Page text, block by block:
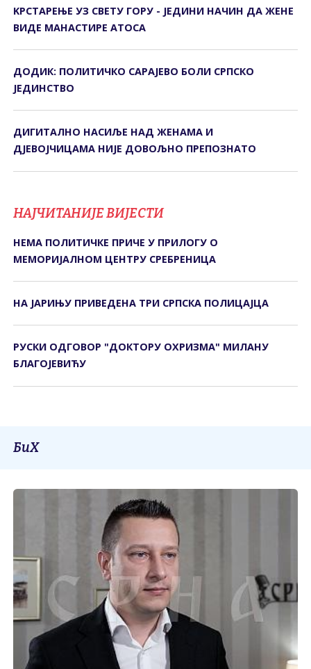
KРСТАРЕЊЕ УЗ СВЕТУ ГОРУ - ЈЕДИНИ НАЧИН ДА ЖЕНЕ
ВИДЕ МАНАСТИРЕ АТОСА
ДОДИК: ПОЛИТИЧКО САРАЈЕВО БОЛИ СРПСКО
ЈЕДИНСТВО
ДИГИTАЛНО НАСИЉЕ НАД ЖЕНАМА И
ДЈЕВОЈЧИЦАМА НИЈЕ ДОВОЉНО ПРЕПОЗНАTО
НАЈЧИТАНИЈЕ ВИЈЕСТИ
НЕМА ПОЛИТИЧКЕ ПРИЧЕ У ПРИЛОГУ О
МЕМОРИЈАЛНОМ ЦЕНТРУ СРЕБРЕНИЦА
НА ЈАРИЊУ ПРИВЕДЕНА ТРИ СРПСКА ПОЛИЦАЈЦА
РУСКИ ОДГОВОР "ДОКТОРУ ОХРИЗМА" МИЛАНУ
БЛАГОЈЕВИЋУ
БиХ